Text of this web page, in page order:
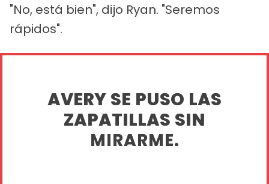
"No, está bien", dijo Ryan. "Seremos
rápidos".
AVERY SE PUSO LAS
ZAPATILLAS SIN
MIRARME.